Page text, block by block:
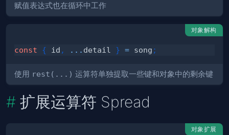
赋值表达式也在循环中工作
对象解构
const { id , ... detail } = song ;
使用 rest(...) 运算符单独提取一些键和对象中的剩余键
扩展运算符 Spread
对象扩展